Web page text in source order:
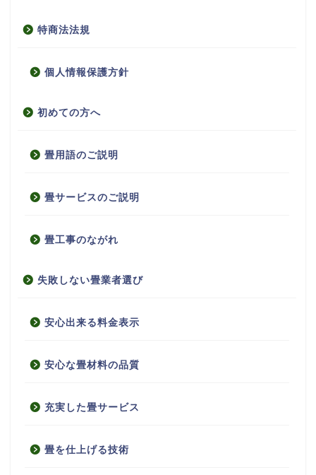
特商法法規
個人情報保護方針
初めての方へ
畳用語のご説明
畳サービスのご説明
畳工事のながれ
失敗しない畳業者選び
安心出来る料金表示
安心な畳材料の品質
充実した畳サービス
畳を仕上げる技術